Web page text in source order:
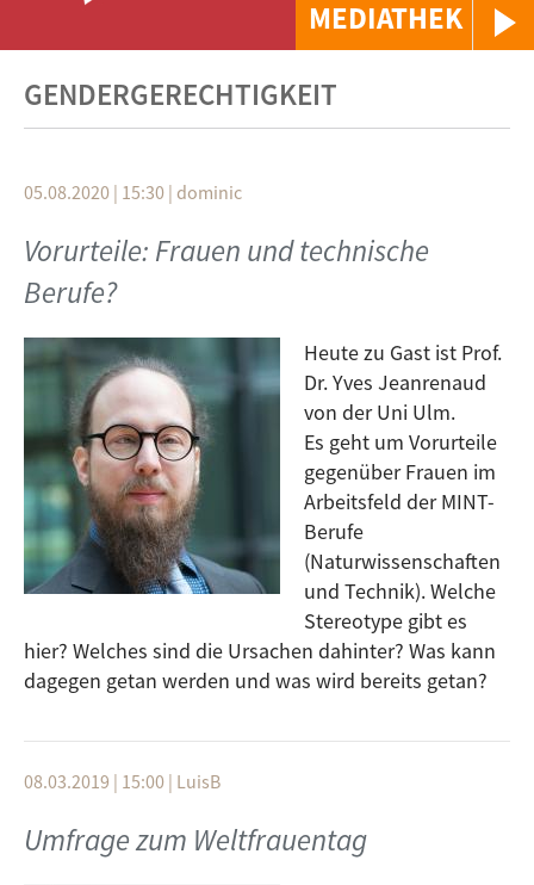
MEDIATHEK
GENDERGERECHTIGKEIT
05.08.2020 | 15:30 | dominic
Vorurteile: Frauen und technische
Berufe?
Heute zu Gast ist Prof.
Dr. Yves Jeanrenaud
von der Uni Ulm.
Es geht um Vorurteile
gegenüber Frauen im
Arbeitsfeld der MINT-
Berufe
(Naturwissenschaften
und Technik). Welche
Stereotype gibt es
hier? Welches sind die Ursachen dahinter? Was kann
dagegen getan werden und was wird bereits getan?
08.03.2019 | 15:00 | LuisB
Umfrage zum Weltfrauentag